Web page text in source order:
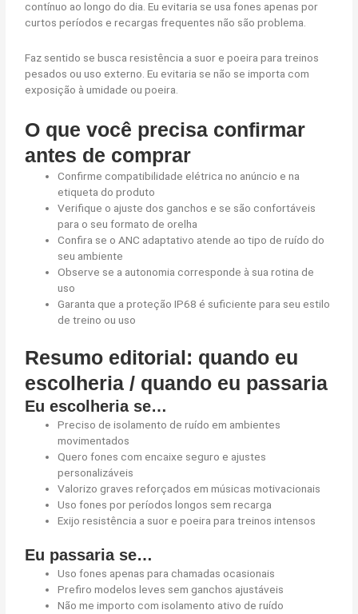
contínuo ao longo do dia. Eu evitaria se usa fones apenas por
curtos períodos e recargas frequentes não são problema.
Faz sentido se busca resistência a suor e poeira para treinos
pesados ou uso externo. Eu evitaria se não se importa com
exposição à umidade ou poeira.
O que você precisa confirmar
antes de comprar
Confirme compatibilidade elétrica no anúncio e na
etiqueta do produto
Verifique o ajuste dos ganchos e se são confortáveis
para o seu formato de orelha
Confira se o ANC adaptativo atende ao tipo de ruído do
seu ambiente
Observe se a autonomia corresponde à sua rotina de
uso
Garanta que a proteção IP68 é suficiente para seu estilo
de treino ou uso
Resumo editorial: quando eu
escolheria / quando eu passaria
Eu escolheria se…
Preciso de isolamento de ruído em ambientes
movimentados
Quero fones com encaixe seguro e ajustes
personalizáveis
Valorizo graves reforçados em músicas motivacionais
Uso fones por períodos longos sem recarga
Exijo resistência a suor e poeira para treinos intensos
Eu passaria se…
Uso fones apenas para chamadas ocasionais
Prefiro modelos leves sem ganchos ajustáveis
Não me importo com isolamento ativo de ruído